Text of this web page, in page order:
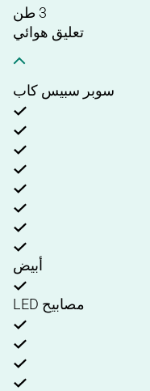
3 طن
تعليق هوائي
سوبر سبيس كاب
أبيض
مصابيح LED